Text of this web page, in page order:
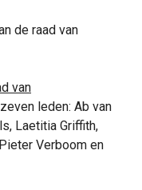
de raad van
van
leden: Ab van
Laetitia Griffith,
Verboom en